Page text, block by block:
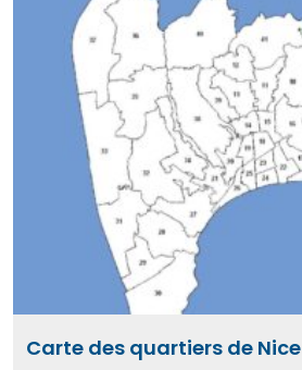
Carte des quartiers de Nice